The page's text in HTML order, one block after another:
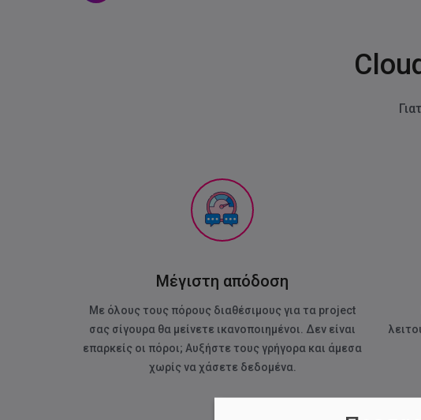
Μέγιστη απόδοση
Με όλους τους πόρους διαθέσιμους για τα project
σας σίγουρα θα μείνετε ικανοποιημένοι. Δεν είναι
επαρκείς οι πόροι; Αυξήστε τους γρήγορα και άμεσα
χωρίς να χάσετε δεδομένα.